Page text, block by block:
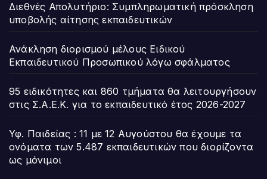
Διεθνές Απολυτήριο: Συμπληρωματική πρόσκληση
υποβολής αίτησης εκπαιδευτικών
Ανάκληση διορισμού μέλους Ειδικού
Εκπαιδευτικού Προσωπικού λόγω σφάλματος
95 ειδικότητες και 860 τμήματα θα λειτουργήσουν
στις Σ.Α.Ε.Κ. για το εκπαιδευτικό έτος 2026-2027
Υφ. Παιδείας : 11 με 12 Αυγούστου θα έχουμε τα
ονόματα των 5.487 εκπαιδευτικών που διορίζοντα
ως μόνιμοι